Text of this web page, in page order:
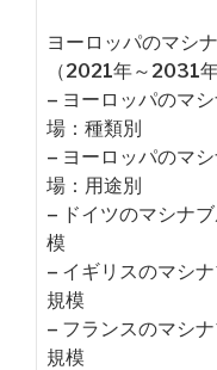
ヨーロッパのマシ
（2021年～2031年
– ヨーロッパのマ
場：種類別
– ヨーロッパのマ
場：用途別
– ドイツのマシナ
模
– イギリスのマシ
規模
– フランスのマシ
規模